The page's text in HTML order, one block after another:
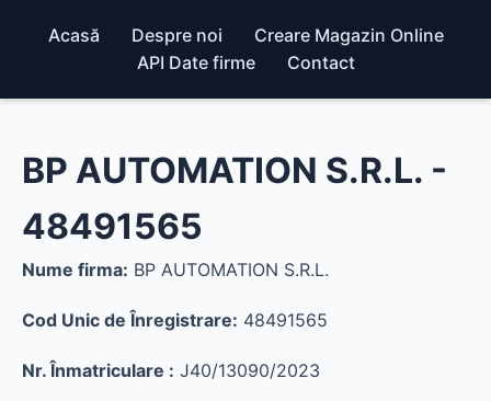
Acasă Despre noi
Creare Magazin Online
API Date firme
Contact
BP AUTOMATION S.R.L. -
48491565
Nume firma: BP AUTOMATION S.R.L.
Cod Unic de Înregistrare: 48491565
Nr. Înmatriculare : J40/13090/2023